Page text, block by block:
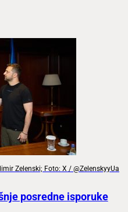
Zelenski; Foto: X / @ZelenskyyUa
posredne isporuke